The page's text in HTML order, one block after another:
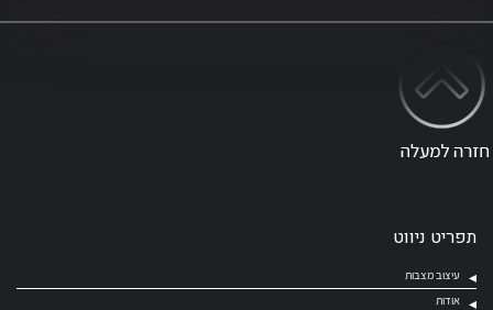
תפריט ניווט
עיצוב מצבות
אודות